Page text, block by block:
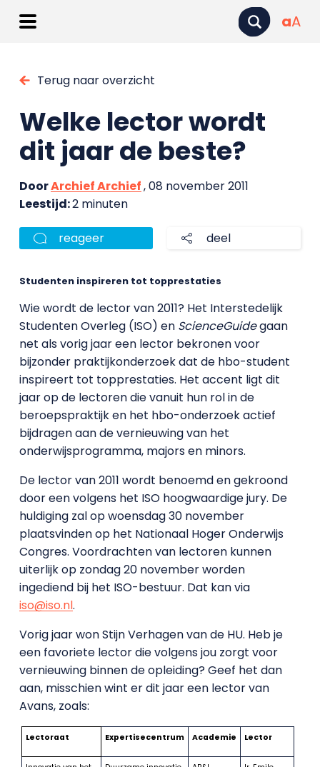
aA
Terug naar overzicht
Welke lector wordt
dit jaar de beste?
DoorArchief Archief, 08 november 2011
Leestijd:2 minuten
reageer deel
Studenten inspireren tot topprestaties
Wie wordt de lector van 2011? Het Interstedelijk
Studenten Overleg (ISO) en ScienceGuidegaan
net als vorig jaar een lector bekronen voor
bijzonder praktijkonderzoek dat de hbo-student
inspireert tot topprestaties. Het accent ligt dit
jaar op de lectoren die vanuit hun rol in de
beroepspraktijk en het hbo-onderzoek actief
bijdragen aan de vernieuwing van het
onderwijsprogramma, majors en minors.
De lector van 2011 wordt benoemd en gekroond
door een volgens het ISO hoogwaardige jury. De
huldiging zal op woensdag 30 november
plaatsvinden op het Nationaal Hoger Onderwijs
Congres. Voordrachten van lectoren kunnen
uiterlijk op zondag 20 november worden
ingediend bij het ISO-bestuur. Dat kan via
iso@iso.nl.
Vorig jaar won Stijn Verhagen van de HU. Heb je
een favoriete lector die volgens jou zorgt voor
vernieuwing binnen de opleiding? Geef het dan
aan, misschien wint er dit jaar een lector van
Avans, zoals:
Lectoraat Expertisecentrum Academie Lector